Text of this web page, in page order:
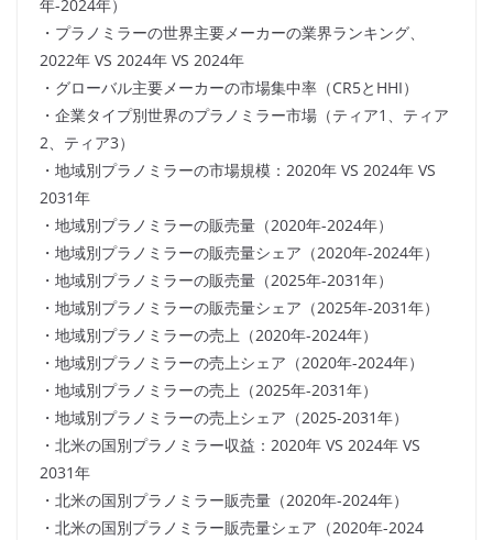
年-2024年）
・プラノミラーの世界主要メーカーの業界ランキング、
2022年 VS 2024年 VS 2024年
・グローバル主要メーカーの市場集中率（CR5とHHI）
・企業タイプ別世界のプラノミラー市場（ティア1、ティア
2、ティア3）
・地域別プラノミラーの市場規模：2020年 VS 2024年 VS
2031年
・地域別プラノミラーの販売量（2020年-2024年）
・地域別プラノミラーの販売量シェア（2020年-2024年）
・地域別プラノミラーの販売量（2025年-2031年）
・地域別プラノミラーの販売量シェア（2025年-2031年）
・地域別プラノミラーの売上（2020年-2024年）
・地域別プラノミラーの売上シェア（2020年-2024年）
・地域別プラノミラーの売上（2025年-2031年）
・地域別プラノミラーの売上シェア（2025-2031年）
・北米の国別プラノミラー収益：2020年 VS 2024年 VS
2031年
・北米の国別プラノミラー販売量（2020年-2024年）
・北米の国別プラノミラー販売量シェア（2020年-2024